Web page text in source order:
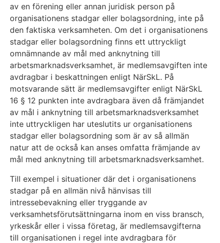
av en förening eller annan juridisk person på
organisationens stadgar eller bolagsordning, inte på
den faktiska verksamheten. Om det i organisationens
stadgar eller bolagsordning finns ett uttryckligt
omnämnande av mål med anknytning till
arbetsmarknadsverksamhet, är medlemsavgiften inte
avdragbar i beskattningen enligt NärSkL. På
motsvarande sätt är medlemsavgifter enligt NärSkL
16 § 12 punkten inte avdragbara även då främjandet
av mål i anknytning till arbetsmarknadsverksamhet
inte uttryckligen har uteslutits ur organisationens
stadgar eller bolagsordning som är av så allmän
natur att de också kan anses omfatta främjande av
mål med anknytning till arbetsmarknadsverksamhet.
Till exempel i situationer där det i organisationens
stadgar på en allmän nivå hänvisas till
intressebevakning eller tryggande av
verksamhetsförutsättningarna inom en viss bransch,
yrkeskår eller i vissa företag, är medlemsavgifterna
till organisationen i regel inte avdragbara för